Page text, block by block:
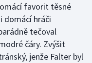
favorit těsné
domácí hráči
tečoval
čáry. Zvýšit
jenže Falter byl